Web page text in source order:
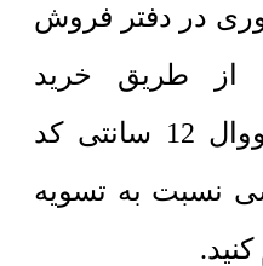
در دفتر فروش
از طریق خرید
اینترنتی ترمووال 12 سانتی کد
نسبت به تسویه